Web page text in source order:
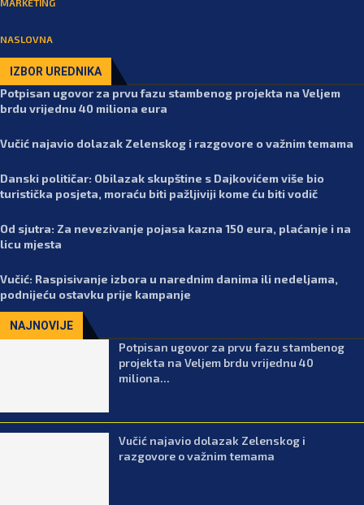
MARKETING
NASLOVNA
IZBOR UREDNIKA
Potpisan ugovor za prvu fazu stambenog projekta na Veljem
brdu vrijednu 40 miliona eura
Vučić najavio dolazak Zelenskog i razgovore o važnim temama
Danski političar: Obilazak skupštine s Dajkovićem više bio
turistička posjeta, moraću biti pažljiviji kome ću biti vodič
Od sjutra: Za nevezivanje pojasa kazna 150 eura, plaćanje i na
licu mjesta
Vučić: Raspisivanje izbora u narednim danima ili nedeljama,
podnijeću ostavku prije kampanje
NAJNOVIJE
Potpisan ugovor za prvu fazu stambenog
projekta na Veljem brdu vrijednu 40
miliona...
Vučić najavio dolazak Zelenskog i
razgovore o važnim temama